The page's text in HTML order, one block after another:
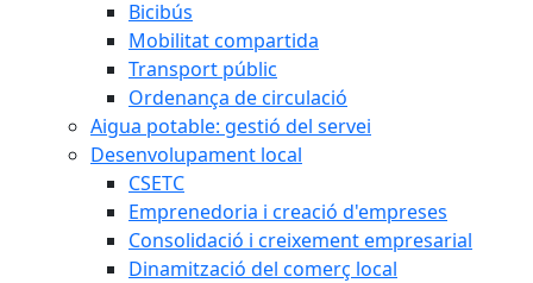
Bicibús
Mobilitat compartida
Transport públic
Ordenança de circulació
Aigua potable: gestió del servei
Desenvolupament local
CSETC
Emprenedoria i creació d'empreses
Consolidació i creixement empresarial
Dinamització del comerç local